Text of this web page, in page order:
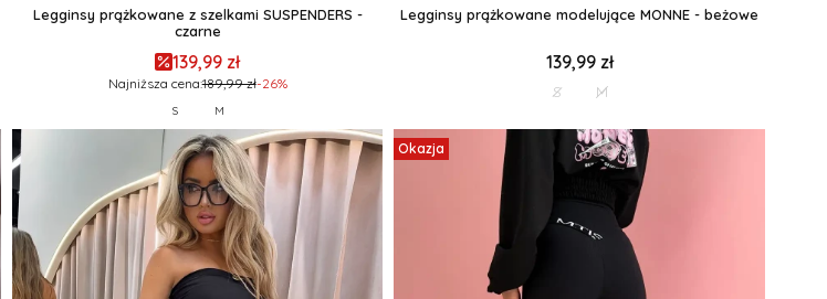
Legginsy prążkowane z szelkami SUSPENDERS -
czarne
139,99 zł
Najniższa cena:189,99 zł-26%
S M
Legginsy prążkowane modelujące MONNE - beżowe
139,99 zł
S M
Okazja